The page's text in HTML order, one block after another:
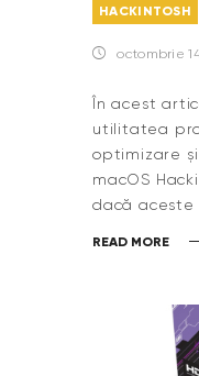
HACKINTOSH
octombrie
În acest
utilitatea
optimizare
macOS
dacă aceste
READ MORE